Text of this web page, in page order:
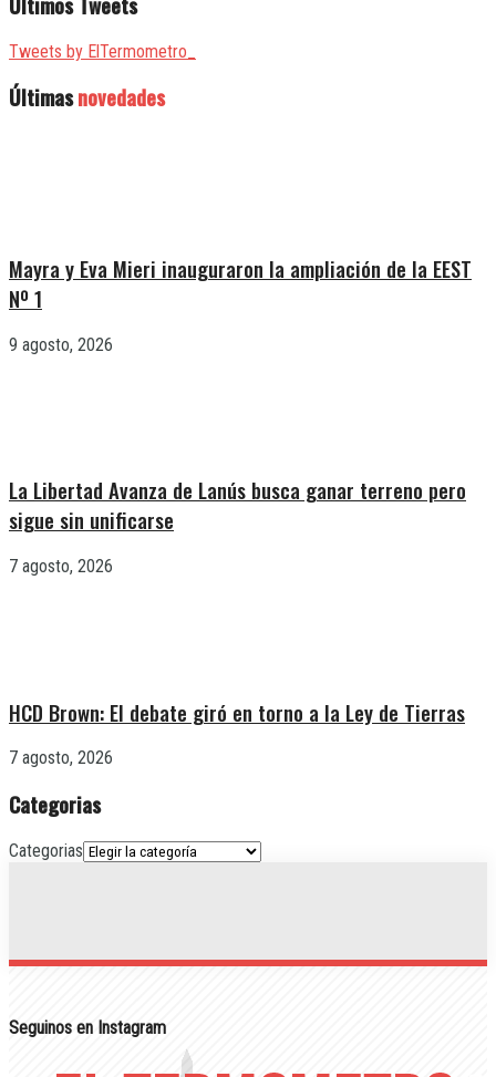
Tweets by ElTermometro_
Últimasnovedades
Mayra y Eva Mieri inauguraron la ampliación de la EEST
Nº 1
9 agosto, 2026
La Libertad Avanza de Lanús busca ganar terreno pero
sigue sin unificarse
7 agosto, 2026
HCD Brown: El debate giró en torno a la Ley de Tierras
7 agosto, 2026
Categorias
Categorias
Seguinos en Instagram